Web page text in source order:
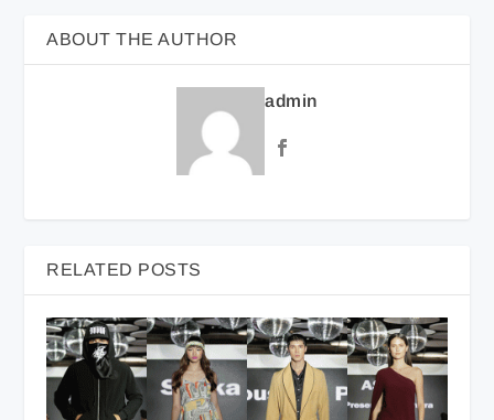
ABOUT THE AUTHOR
admin
RELATED POSTS